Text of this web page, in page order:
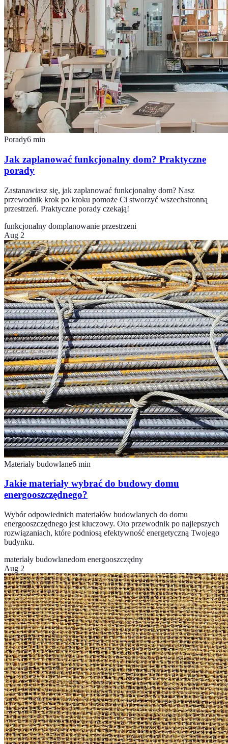
Porady6 min
Jak zaplanować funkcjonalny dom? Praktyczne
porady
Zastanawiasz się, jak zaplanować funkcjonalny dom? Nasz
przewodnik krok po kroku pomoże Ci stworzyć wszechstronną
przestrzeń. Praktyczne porady czekają!
funkcjonalny domplanowanie przestrzeni
Aug 2
Materiały budowlane6 min
Jakie materiały wybrać do budowy domu
energooszczędnego?
Wybór odpowiednich materiałów budowlanych do domu
energooszczędnego jest kluczowy. Oto przewodnik po najlepszych
rozwiązaniach, które podniosą efektywność energetyczną Twojego
budynku.
materiały budowlanedom energooszczędny
Aug 2